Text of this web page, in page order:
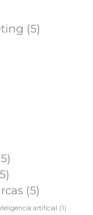
(5)
(5)
artificial (1)